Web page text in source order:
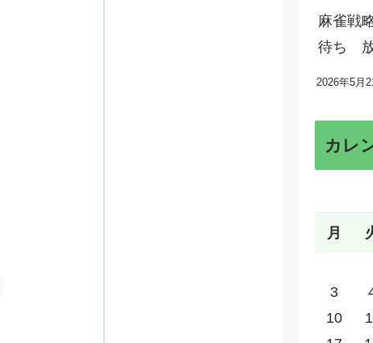
麻雀戦
待ち 放
2026年5月
カレ
月
3
10